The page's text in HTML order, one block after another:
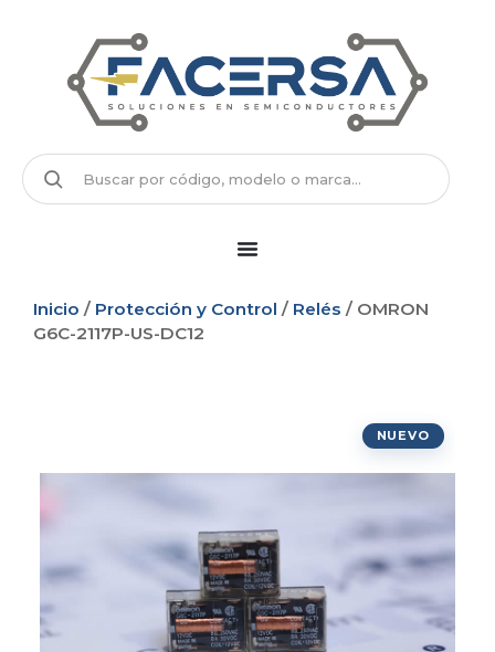
Inicio / Protección y Control / Relés / OMRON
G6C-2117P-US-DC12